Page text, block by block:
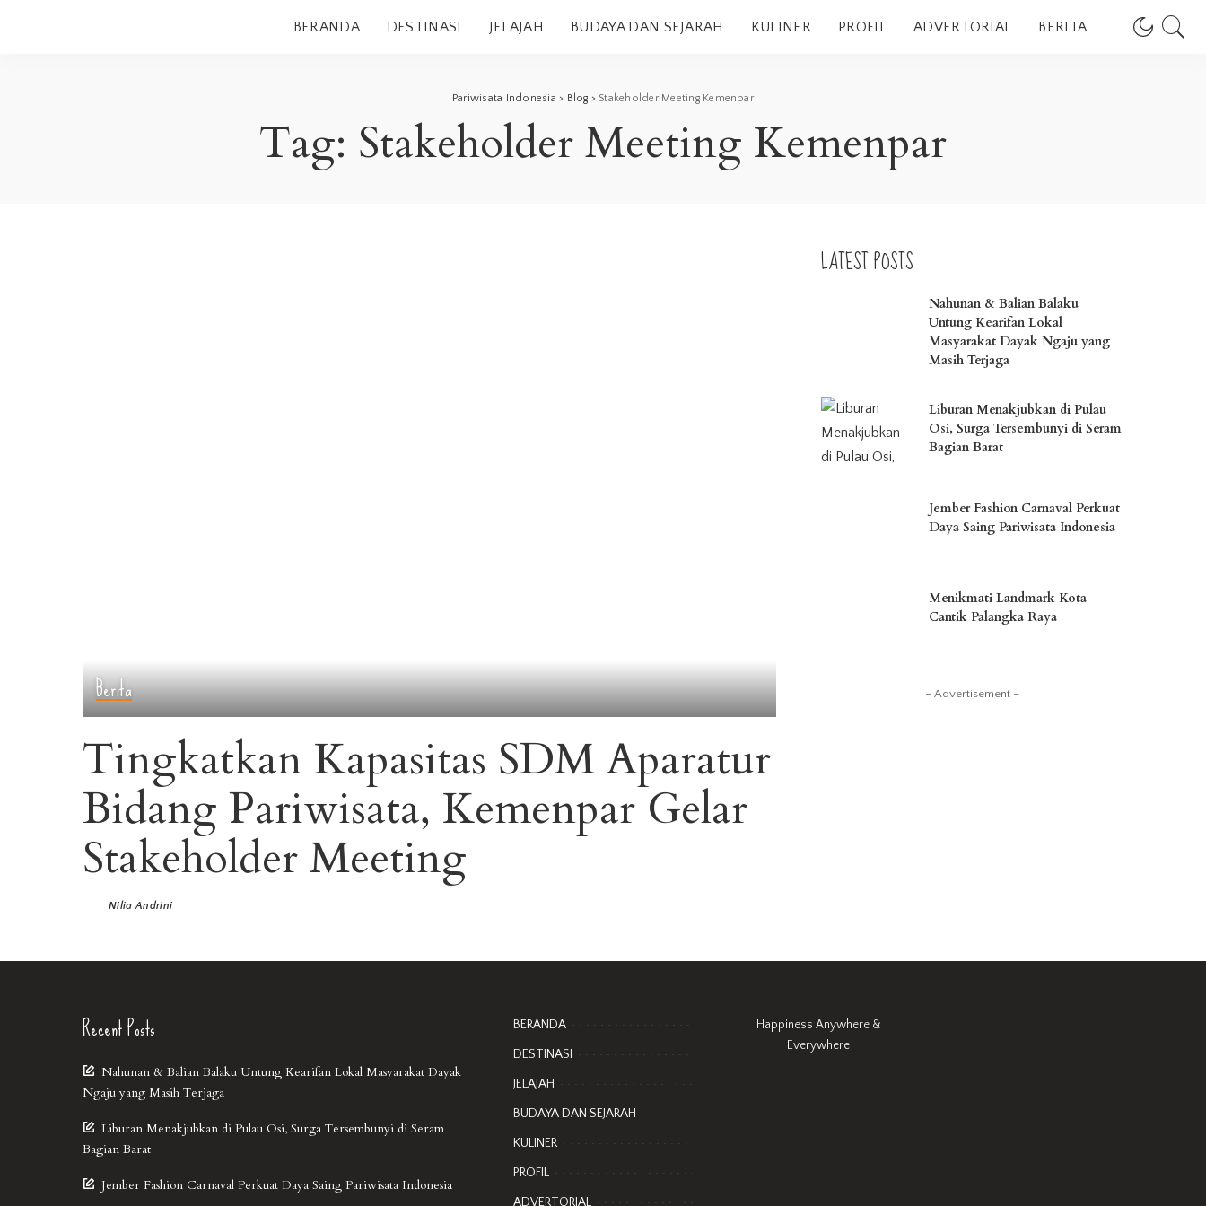
BERANDA DESTINASI JELAJAH BUDAYA DAN SEJARAH KULINER PROFIL ADVERTORIAL BERITA
Pariwisata Indonesia > Blog > Stakeholder Meeting Kemenpar
Tag: Stakeholder Meeting Kemenpar
Berita
Tingkatkan Kapasitas SDM Aparatur
Bidang Pariwisata, Kemenpar Gelar
Stakeholder Meeting
Nilia Andrini
LATEST POSTS
Nahunan & Balian Balaku
Untung Kearifan Lokal
Masyarakat Dayak Ngaju yang
Masih Terjaga
Liburan Menakjubkan di Pulau
Osi, Surga Tersembunyi di Seram
Bagian Barat
Jember Fashion Carnaval Perkuat
Daya Saing Pariwisata Indonesia
Menikmati Landmark Kota
Cantik Palangka Raya
– Advertisement –
Recent Posts
Nahunan & Balian Balaku Untung Kearifan Lokal Masyarakat Dayak
Ngaju yang Masih Terjaga
Liburan Menakjubkan di Pulau Osi, Surga Tersembunyi di Seram
Bagian Barat
Jember Fashion Carnaval Perkuat Daya Saing Pariwisata Indonesia
BERANDA
DESTINASI
JELAJAH
BUDAYA DAN SEJARAH
KULINER
PROFIL
ADVERTORIAL
Happiness Anywhere &
Everywhere